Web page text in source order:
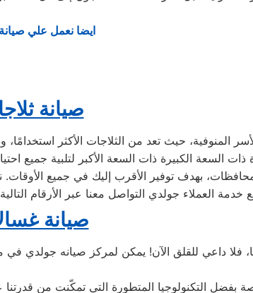
ايضا نعمل علي
صيانة
المنوفية، حيث تعد من الثلاجات الأكثر
صيانة
فلا داعي للقلق الآن! يمكن لمركز صيانه
بفضل التكنولوجيا المتطورة التي تمكّنت من